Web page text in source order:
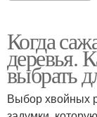
Когда
деревья.
выбрать
Выбор хвойных